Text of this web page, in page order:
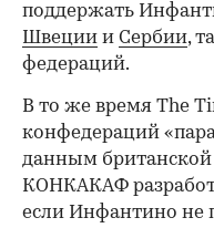
поддержать
Швеции и Сербии,
федераций.
В то же время The
конфедераций
данным
КОНКАКАФ
если Инфантино не